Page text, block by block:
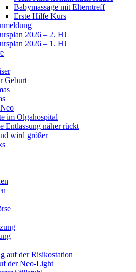
Babymassage mit Elterntreff
Erste Hilfe Kurs
2026 – 2. HJ
2026 – 1. HJ
Geburt
im Olgahospital
Entlassung näher rückt
wird größer
auf der Risikostation
der Neo-Light